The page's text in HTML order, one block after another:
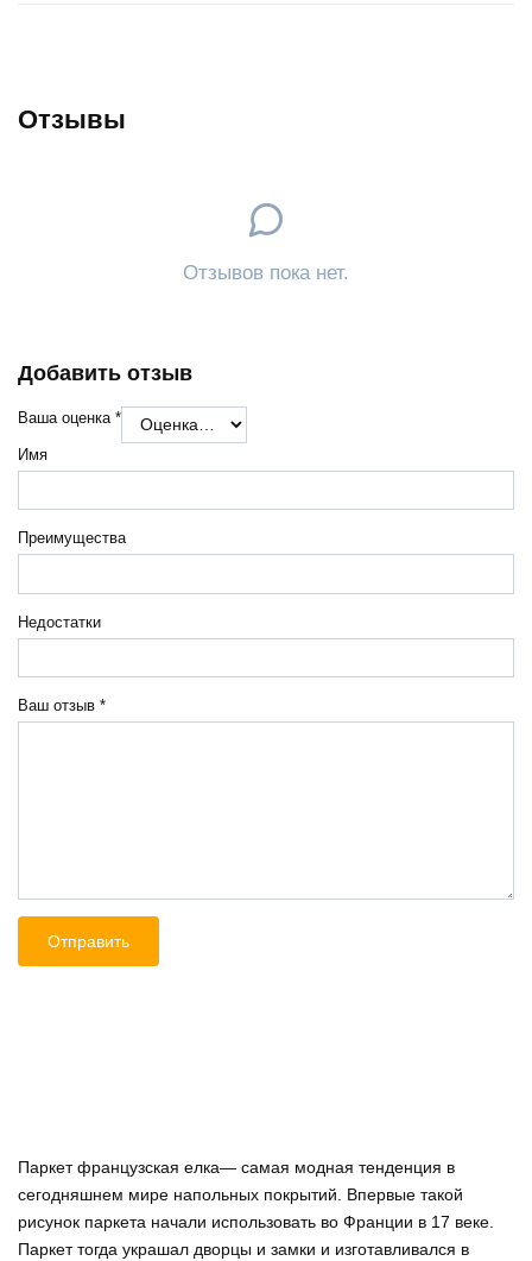
Отзывы
Отзывов пока нет.
Добавить отзыв
Ваша оценка *
Ваш отзыв *
Имя
Преимущества
Недостатки
Паркет французская елка— самая модная тенденция в
сегодняшнем мире напольных покрытий. Впервые такой
рисунок паркета начали использовать во Франции в 17 веке.
Паркет тогда украшал дворцы и замки и изготавливался в